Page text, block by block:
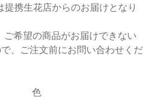
提携生花店からのお届けとなり
希望の商品がお届けできない
、ご注文前にお問い合わせくだ
色